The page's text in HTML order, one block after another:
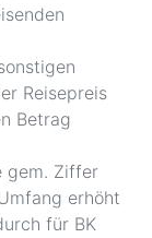
Reisepreis
Betrag
gem. Ziffer
erhöht
für BK